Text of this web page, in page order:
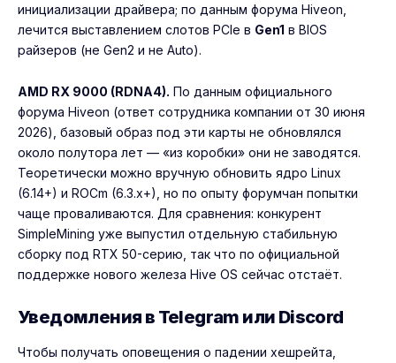
инициализации драйвера; по данным форума Hiveon,
лечится выставлением слотов PCIe в Gen1 в BIOS
райзеров (не Gen2 и не Auto).
AMD RX 9000 (RDNA4). По данным официального
форума Hiveon (ответ сотрудника компании от 30 июня
2026), базовый образ под эти карты не обновлялся
около полутора лет — «из коробки» они не заводятся.
Теоретически можно вручную обновить ядро Linux
(6.14+) и ROCm (6.3.x+), но по опыту форумчан попытки
чаще проваливаются. Для сравнения: конкурент
SimpleMining уже выпустил отдельную стабильную
сборку под RTX 50-серию, так что по официальной
поддержке нового железа Hive OS сейчас отстаёт.
Уведомления в Telegram или Discord
Чтобы получать оповещения о падении хешрейта,